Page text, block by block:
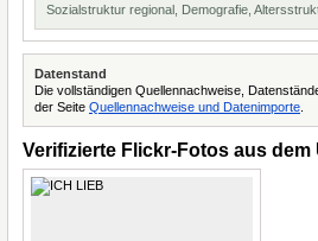
Sozialstruktur regional, Demografie,
Datenstand
Die vollständigen Quellennachweise,
der Seite Quellennachweise und Datenimporte
Verifizierte Flickr-Fotos aus dem